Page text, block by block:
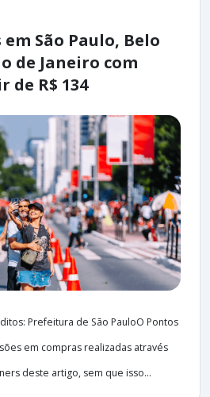
São Paulo, Belo
de Janeiro com
R$ 134
Prefeitura de São PauloO Pontos
em compras realizadas através
deste artigo, sem que isso...